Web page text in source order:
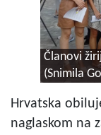
Članovi
(Snimila
Hrvatska
naglaskom na